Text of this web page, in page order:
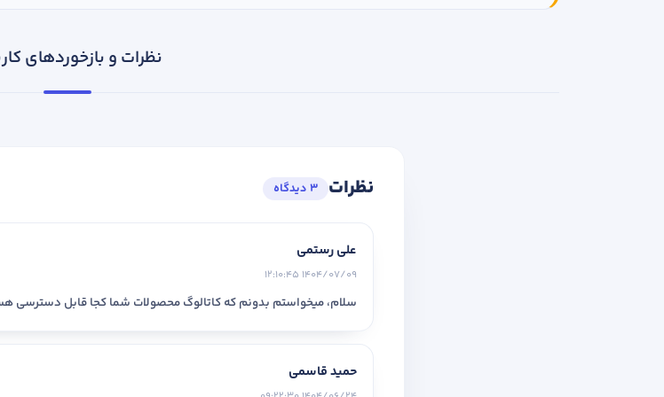
نظرات و بازخوردهای
نظرات 3 دیدگاه
علی رستمی
1404/07/09 12:10:45
سلام، میخواستم بدونم که کاتالوگ محصولات شما کجا قابل دسترسی
حمید قاسمی